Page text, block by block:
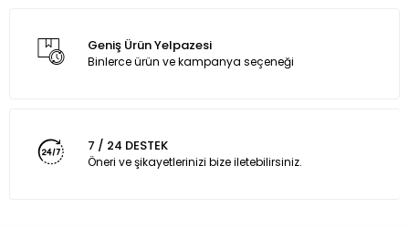
Geniş Ürün Yelpazesi
Binlerce ürün ve kampanya seçeneği
7 / 24 DESTEK
Öneri ve şikayetlerinizi bize iletebilirsiniz.